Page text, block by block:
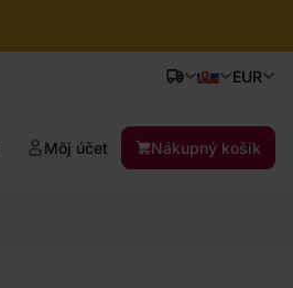
EUR
Môj účet Nákupný košík